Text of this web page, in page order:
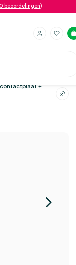
beoordelingen)
contactplaat +